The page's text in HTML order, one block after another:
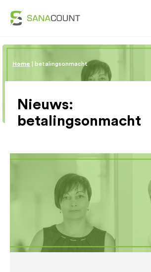
Home betalingsonmacht
Nieuws:
betalingsonmacht